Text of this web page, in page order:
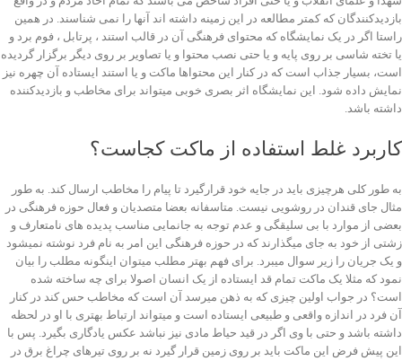
بازدیدکنندگان که کمتر مطالعه در این زمینه داشته اند آنها را نمی شناسند. در همین
راستا اگر در یک نمایشگاه که محتوای فرهنگی آن در قالب استند ، پرتابل ، فوم برد و
یا تخته شاسی بر روی پایه و یا حتی نصب محتوا و یا تصاویر بر روی دیگر برگزار گردیده
است، بسیار جذاب است که در کنار این محتواها ماکت و یا استند ایستاده آن چهره نیز
نمایش داده شود. این نمایشگاه اثر بصری خوبی میتواند برای مخاطب و بازدیدکننده
داشته باشد.
کاربرد غلط استفاده از ماکت کجاست؟
به طور کلی هرچیزی باید در جایه خود قرارگیرد تا پیام را مخاطب ارسال کند. به طور
مثال جای قندان در روشویی نیست. متاسفانه بعضا متصدیان و فعال حوزه فرهنگی در
بعضی از موارد با بی سلیقگی و عدم توجه به جانمایی مناسب پدیده های نامتعارف و
زشتی از خود به جای میگذارند که در حوزه فرهنگی این امر به نام فرد نوشته نمیشود
و یک جریان را زیر سوال میبرد. برای فهم بهتر مطلب میتوان اینگونه مطلب را بیان
نمود که مثلا یک ماکت تمام قد ایستاده از یک انسان اصولا برای چه ساخته شده
است؟ در جواب اولین چیزی که به ذهن میرسد آن است که مخاطب حس کند در کنار
آن فرد در اندازه واقعی و طبیعی ایستاده است و میتواند ارتباط بهتری با او در لحظه
داشته باشد و حتی با وی اگر در قید حیاط مادی نیز نباشد عکس یادگاری بگیرد. پس با
این پیش فرض این ماکت باید بر روی زمین قرار گیرد نه بر روی تیرهای چراغ برق در